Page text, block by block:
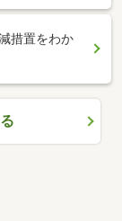
措置をわか